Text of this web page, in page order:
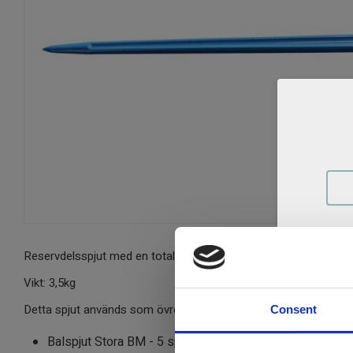
Consent
Reservdelsspjut med en total längd på 810mm.
Vikt: 3,5kg
Detta spjut används som övre spjut på;
Balspjut Stora BM - 5 spjut (Art.nr: 100179100909)